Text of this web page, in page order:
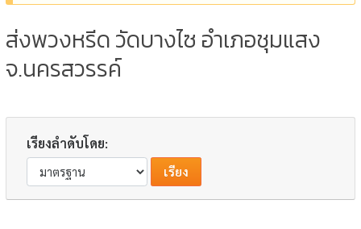
ส่งพวงหรีด วัดบางไซ อำเภอชุมแสง
จ.นครสวรรค์
เรียงลำดับโดย: